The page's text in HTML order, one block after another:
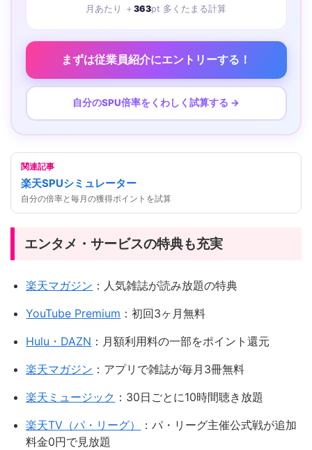
月あたり ＋ 363pt 多くたまる計算
まずは従業員紹介にエントリーする！
自分のSPU倍率をくわしく試算する →
関連記事
楽天SPUシミュレーター
自分の倍率と毎月の獲得ポイントを試算
エンタメ・サービスの特典も充実
楽天マガジン ：人気雑誌が読み放題の特典
YouTube Premium ：初回3ヶ月無料
Hulu・DAZN ：月額利用料の一部をポイント還元
楽天マガジン ：アプリで雑誌が毎月3冊無料
楽天ミュージック ：30日ごとに10時間聴き放題
楽天TV（パ・リーグ）
：パ・リーグ主催公式戦が追加
料金0円で見放題